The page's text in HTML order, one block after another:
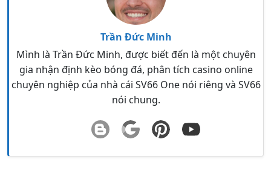
Trần Đức Minh
Mình là Trần Đức Minh, được biết đến là một chuyên
gia nhận định kèo bóng đá, phân tích casino online
chuyên nghiệp của nhà cái SV66 One nói riêng và SV66
nói chung.